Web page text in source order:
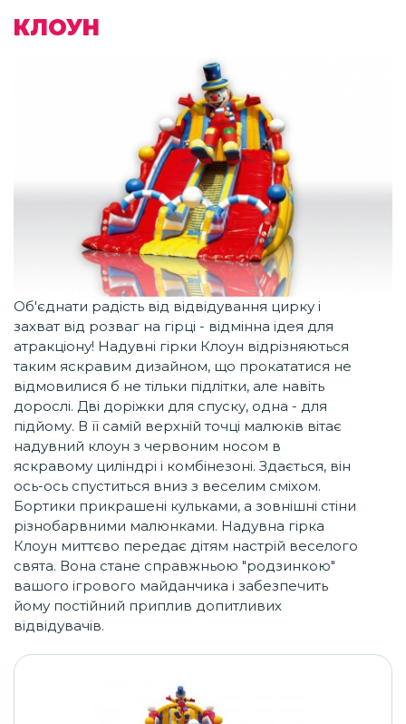
КЛОУН
Об'єднати радість від відвідування цирку і
захват від розваг на гірці - відмінна ідея для
атракціону! Надувні гірки Клоун відрізняються
таким яскравим дизайном, що прокататися не
відмовилися б не тільки підлітки, але навіть
дорослі. Дві доріжки для спуску, одна - для
підйому. В її самій верхній точці малюків вітає
надувний клоун з червоним носом в
яскравому циліндрі і комбінезоні. Здається, він
ось-ось спуститься вниз з веселим сміхом.
Бортики прикрашені кульками, а зовнішні стіни
різнобарвними малюнками. Надувна гірка
Клоун миттєво передає дітям настрій веселого
свята. Вона стане справжньою "родзинкою"
вашого ігрового майданчика і забезпечить
йому постійний приплив допитливих
відвідувачів.